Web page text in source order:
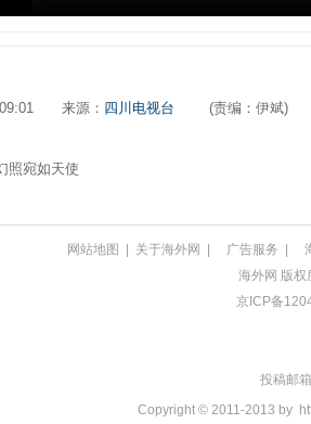
09:01 来源： 四川电视台 (责编：伊斌)
照宛如天使
网站地图 | 关于海外网 | 广告服务 |
海外网 版权
京ICP备
投稿邮
Copyright © 2011-2013 by